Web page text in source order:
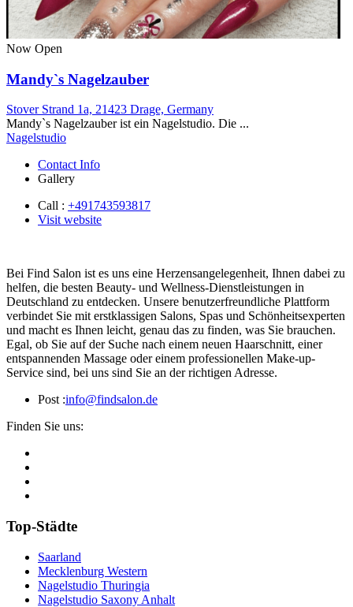
Now Open
Mandy`s Nagelzauber
Stover Strand 1a, 21423 Drage, Germany
Mandy`s Nagelzauber ist ein Nagelstudio. Die ...
Nagelstudio
Contact Info
Gallery
Call : +491743593817
Visit website
Bei Find Salon ist es uns eine Herzensangelegenheit, Ihnen dabei zu
helfen, die besten Beauty- und Wellness-Dienstleistungen in
Deutschland zu entdecken. Unsere benutzerfreundliche Plattform
verbindet Sie mit erstklassigen Salons, Spas und Schönheitsexperten
und macht es Ihnen leicht, genau das zu finden, was Sie brauchen.
Egal, ob Sie auf der Suche nach einem neuen Haarschnitt, einer
entspannenden Massage oder einem professionellen Make-up-
Service sind, bei uns sind Sie an der richtigen Adresse.
Post :info@findsalon.de
Finden Sie uns:
Top-Städte
Saarland
Mecklenburg Western
Nagelstudio Thuringia
Nagelstudio Saxony Anhalt